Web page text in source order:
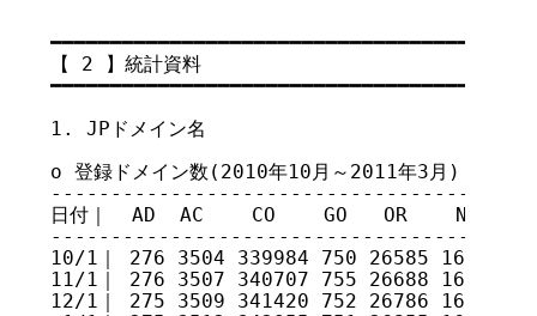
━━━━━━━━━━━━━━━━━━━━━━━━━━━━━━━━━━━
【 2 】統計資料
━━━━━━━━━━━━━━━━━━━━━━━━━━━━━━━━━━━
1. JPドメイン名
o 登録ドメイン数(2010年10月～2011年3月)
日付｜  AD  AC    CO    GO   OR    NE
10/1｜ 276 3504 339984 750 26585 16701
11/1｜ 276 3507 340707 755 26688 16706
12/1｜ 275 3509 341420 752 26786 16719